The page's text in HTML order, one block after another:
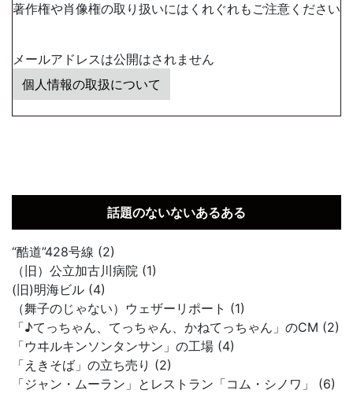
著作権や肖像権の取り扱いにはくれぐれもご注意ください
メールアドレスは公開はされません
個人情報の取扱について
話題のないないあるある
“酷道”428号線 (2)
（旧）公立加古川病院 (1)
(旧)明海ビル (4)
（舞子のじゃない）ウェザーリポート (1)
「♪てっちゃん、てっちゃん、かねてっちゃん」のCM (2)
「ウヰルキンソンタンサン」の工場 (4)
「えきそば」の立ち売り (2)
「ジャン・ムーラン」とレストラン「コム・シノワ」 (6)